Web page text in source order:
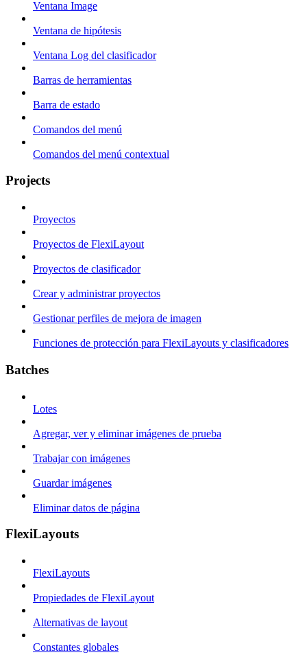
Ventana Image
Ventana de hipótesis
Ventana Log del clasificador
Barras de herramientas
Barra de estado
Comandos del menú
Comandos del menú contextual
Projects
Proyectos
Proyectos de FlexiLayout
Proyectos de clasificador
Crear y administrar proyectos
Gestionar perfiles de mejora de imagen
Funciones de protección para FlexiLayouts y clasificadores
Batches
Lotes
Agregar, ver y eliminar imágenes de prueba
Trabajar con imágenes
Guardar imágenes
Eliminar datos de página
FlexiLayouts
FlexiLayouts
Propiedades de FlexiLayout
Alternativas de layout
Constantes globales